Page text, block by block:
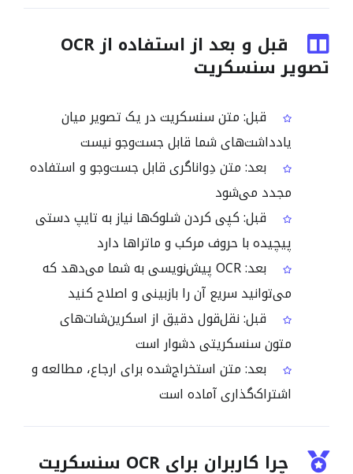
قبل و بعد از استفاده از OCR
تصویر سنسکریت
قبل: متن سنسکریت در یک تصویر میان
یادداشت‌های شما قابل جست‌وجو نیست
بعد: متن دِواناگری قابل جست‌وجو و استفاده
مجدد می‌شود
قبل: کپی کردن شلوک‌ها نیاز به تایپ دستی
پیچیده با حروف مرکب و ماتراها دارد
بعد: OCR پیش‌نویسی به شما می‌دهد که
می‌توانید سریع آن را بازبینی و اصلاح کنید
قبل: نقل‌قول دقیق از اسکرین‌شات‌های
متون سنسکریتی دشوار است
بعد: متن استخراج‌شده برای ارجاع، مطالعه و
اشتراک‌گذاری آماده است
چرا کاربران برای OCR سنسکریت